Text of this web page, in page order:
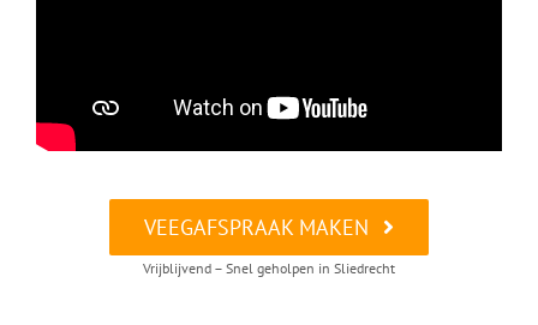
VEEGAFSPRAAK MAKEN
Vrijblijvend – Snel geholpen in Sliedrecht